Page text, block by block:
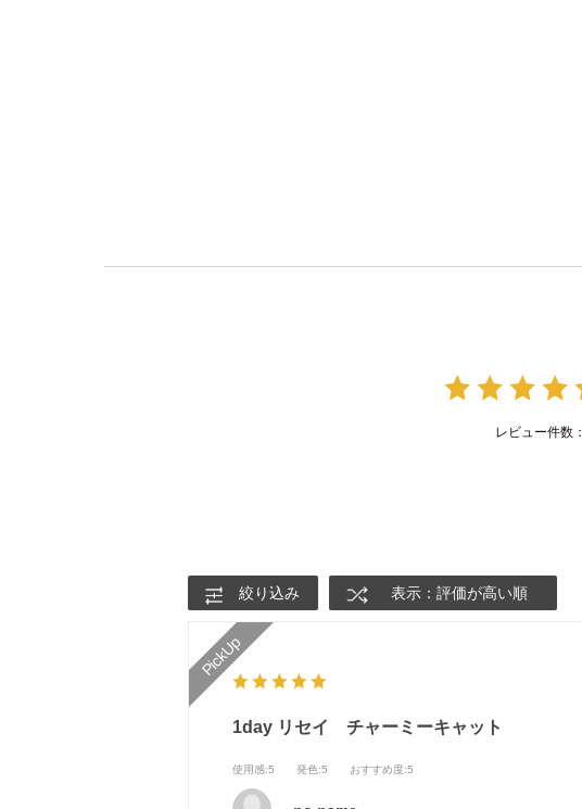
レビュー件数：
絞り込み 表示：評価が高い順
1day リセイ チャーミーキャット
使用感:5 発色:5 おすすめ度:5